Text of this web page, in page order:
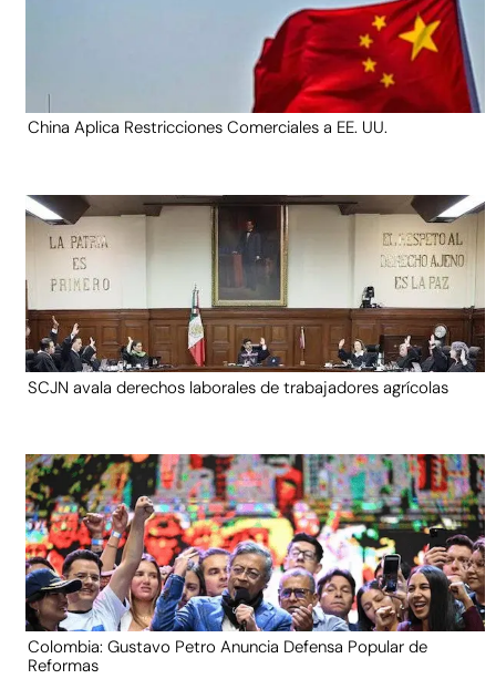
China Aplica Restricciones Comerciales a EE. UU.
SCJN avala derechos laborales de trabajadores agrícolas
Colombia: Gustavo Petro Anuncia Defensa Popular de
Reformas